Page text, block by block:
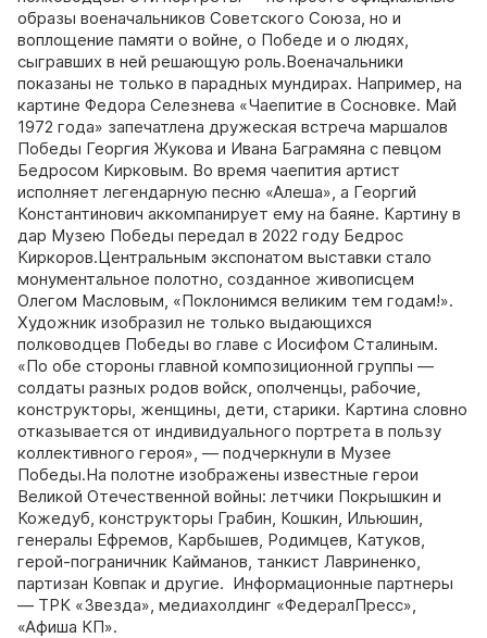
образы военачальников Советского Союза, но и
воплощение памяти о войне, о Победе и о людях,
сыгравших в ней решающую роль.Военачальники
показаны не только в парадных мундирах. Например, на
картине Федора Селезнева «Чаепитие в Сосновке. Май
1972 года» запечатлена дружеская встреча маршалов
Победы Георгия Жукова и Ивана Баграмяна с певцом
Бедросом Кирковым. Во время чаепития артист
исполняет легендарную песню «Алеша», а Георгий
Константинович аккомпанирует ему на баяне. Картину в
дар Музею Победы передал в 2022 году Бедрос
Киркоров.Центральным экспонатом выставки стало
монументальное полотно, созданное живописцем
Олегом Масловым, «Поклонимся великим тем годам!».
Художник изобразил не только выдающихся
полководцев Победы во главе с Иосифом Сталиным.
«По обе стороны главной композиционной группы —
солдаты разных родов войск, ополченцы, рабочие,
конструкторы, женщины, дети, старики. Картина словно
отказывается от индивидуального портрета в пользу
коллективного героя», — подчеркнули в Музее
Победы.На полотне изображены известные герои
Великой Отечественной войны: летчики Покрышкин и
Кожедуб, конструкторы Грабин, Кошкин, Ильюшин,
генералы Ефремов, Карбышев, Родимцев, Катуков,
герой-пограничник Кайманов, танкист Лавриненко,
партизан Ковпак и другие. Информационные партнеры
— ТРК «Звезда», медиахолдинг «ФедералПресс»,
«Афиша КП».